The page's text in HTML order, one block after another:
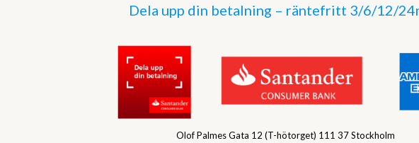
Dela upp din betalning – räntefritt 3/6/12/
Olof Palmes Gata 12 (T-hötorget) 111 37 Stockholm